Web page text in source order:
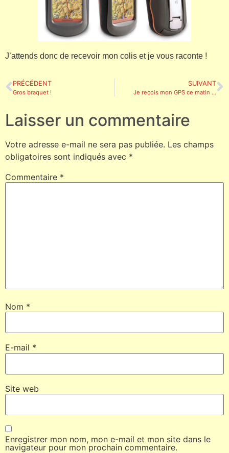
J’attends donc de recevoir mon colis et je vous raconte !
PRÉCÉDENT
Gros braquet !
SUIVANT
Je reçois mon GPS ce matin …
Laisser un commentaire
Votre adresse e-mail ne sera pas publiée. Les champs
obligatoires sont indiqués avec *
Commentaire *
Nom *
E-mail *
Site web
Enregistrer mon nom, mon e-mail et mon site dans le
navigateur pour mon prochain commentaire.